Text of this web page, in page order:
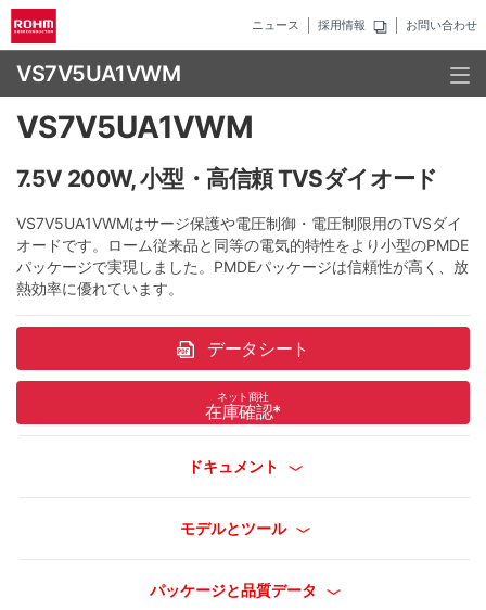
ニュース 採用情報 お問い合わせ
VS7V5UA1VWM
VS7V5UA1VWM
7.5V 200W, 小型・高信頼 TVSダイオード
VS7V5UA1VWMはサージ保護や電圧制御・電圧制限用のTVSダイ
オードです。ローム従来品と同等の電気的特性をより小型のPMDE
パッケージで実現しました。PMDEパッケージは信頼性が高く、放
熱効率に優れています。
データシート
ネット商社
在庫確認*
ドキュメント
モデルとツール
パッケージと品質データ